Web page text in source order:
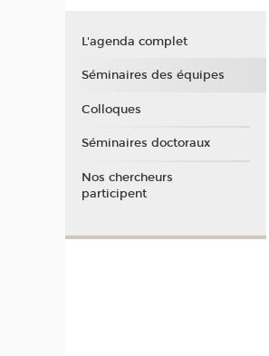
L'agenda complet
Séminaires des équipes
Colloques
Séminaires doctoraux
Nos chercheurs
participent